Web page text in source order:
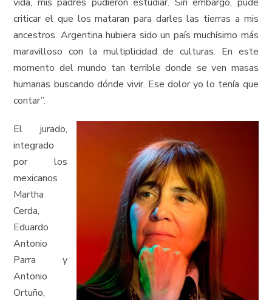
criticar el que los mataran para darles las tierras a mis
ancestros. Argentina hubiera sido un país muchísimo más
maravilloso con la multiplicidad de culturas. En este
momento del mundo tan terrible donde se ven masas
humanas buscando dónde vivir. Ese dolor yo lo tenía que
contar”.
El jurado,
integrado
por los
mexicanos
Martha
Cerda,
Eduardo
Antonio
Parra y
Antonio
Ortuño,